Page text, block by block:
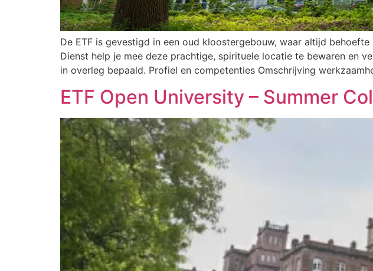
De ETF is gevestigd in een oud kloostergebouw, waar altijd
Dienst help je mee deze prachtige, spirituele locatie te bewaren en
in overleg bepaald. Profiel en competenties Omschrijving
ETF Open University – Summer